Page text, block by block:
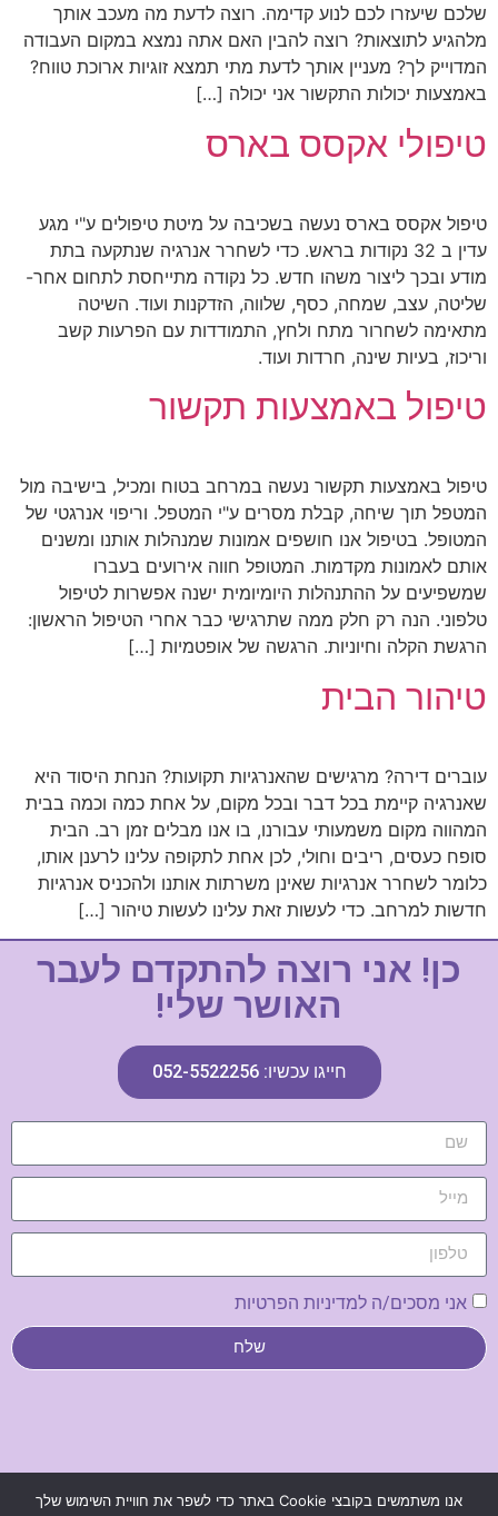
שלכם שיעזרו לכם לנוע קדימה. רוצה לדעת מה מעכב אותך
מלהגיע לתוצאות? רוצה להבין האם אתה נמצא במקום העבודה
המדוייק לך? מעניין אותך לדעת מתי תמצא זוגיות ארוכת טווח?
באמצעות יכולות התקשור אני יכולה […]
טיפולי אקסס בארס
טיפול אקסס בארס נעשה בשכיבה על מיטת טיפולים ע"י מגע
עדין ב 32 נקודות בראש. כדי לשחרר אנרגיה שנתקעה בתת
מודע ובכך ליצור משהו חדש. כל נקודה מתייחסת לתחום אחר-
שליטה, עצב, שמחה, כסף, שלווה, הזדקנות ועוד. השיטה
מתאימה לשחרור מתח ולחץ, התמודדות עם הפרעות קשב
וריכוז, בעיות שינה, חרדות ועוד.
טיפול באמצעות תקשור
טיפול באמצעות תקשור נעשה במרחב בטוח ומכיל, בישיבה מול
המטפל תוך שיחה, קבלת מסרים ע"י המטפל. וריפוי אנרגטי של
המטופל. בטיפול אנו חושפים אמונות שמנהלות אותנו ומשנים
אותם לאמונות מקדמות. המטופל חווה אירועים בעברו
שמשפיעים על ההתנהלות היומיומית ישנה אפשרות לטיפול
טלפוני. הנה רק חלק ממה שתרגישי כבר אחרי הטיפול הראשון:
הרגשת הקלה וחיוניות. הרגשה של אופטמיות […]
טיהור הבית
עוברים דירה? מרגישים שהאנרגיות תקועות? הנחת היסוד היא
שאנרגיה קיימת בכל דבר ובכל מקום, על אחת כמה וכמה בבית
המהווה מקום משמעותי עבורנו, בו אנו מבלים זמן רב. הבית
סופח כעסים, ריבים וחולי, לכן אחת לתקופה עלינו לרענן אותו,
כלומר לשחרר אנרגיות שאינן משרתות אותנו ולהכניס אנרגיות
חדשות למרחב. כדי לעשות זאת עלינו לעשות טיהור […]
כן! אני רוצה להתקדם לעבר
האושר שלי!
חייגו עכשיו: 052-5522256
אני מסכים/ה למדיניות הפרטיות
שלח
אנו משתמשים בקובצי Cookie באתר כדי לשפר את חוויית השימוש שלך